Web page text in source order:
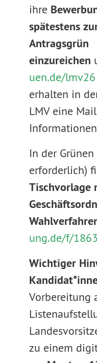
ihre
spätestens
Antragsgrün
einzureichen
uen.de/lmv26
erhalten in
LMV eine
In der
erforderlich)
Tischvorlage
ung.de/f/
Wichtiger
Vorbereitung
zu einem